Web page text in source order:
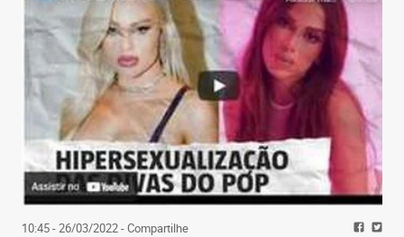
10:45 - 26/03/2022- Compartilhe